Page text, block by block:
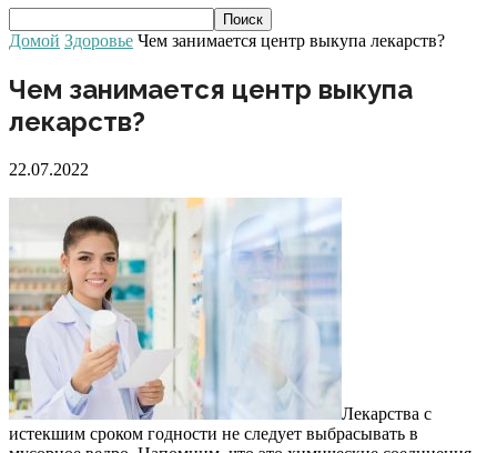
Домой Здоровье Чем занимается центр выкупа лекарств?
Чем занимается центр выкупа
лекарств?
22.07.2022
Лекарства с
истекшим сроком годности не следует выбрасывать в